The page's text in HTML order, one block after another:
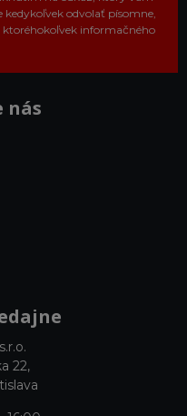
kedykoľvek odvolať písomne,
informačného
nás
22,